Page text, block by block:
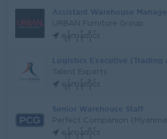
Assistant Warehouse
URBAN Furniture Group
ရန်ကုန်တိုင်း
Logistics Executive (Trading
Talent Experts
ရန်ကုန်တိုင်း
Senior Warehouse Staff
Perfect Companion
ရန်ကုန်တိုင်း